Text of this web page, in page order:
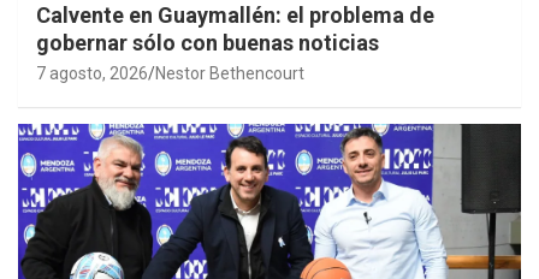
Calvente en Guaymallén: el problema de
gobernar sólo con buenas noticias
7 agosto, 2026 Nestor Bethencourt